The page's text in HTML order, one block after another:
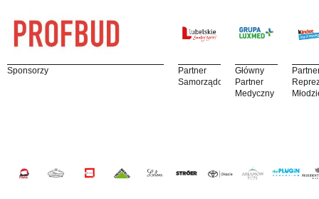
Sponsorzy
Partner
Samorządowy
Główny
Partner
Medyczny